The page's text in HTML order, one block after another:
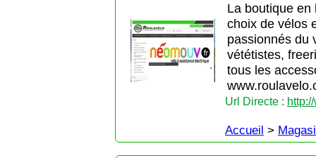
La boutique en
choix de vélos
passionnés du
vététistes,
tous les
Url Directe :
Accueil >